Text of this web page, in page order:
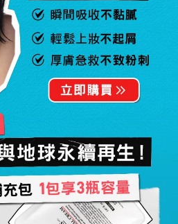
瞬間吸收不黏膩​
輕鬆上妝不起屑
厚膚急救不致粉刺​
地球永續再生！
包 1包享3瓶容量